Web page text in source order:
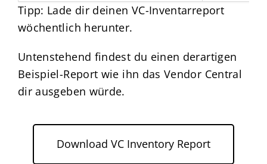
Tipp: Lade dir deinen VC-Inventarreport
wöchentlich herunter.
Untenstehend findest du einen derartigen
Beispiel-Report wie ihn das Vendor Central
dir ausgeben würde.
Download VC Inventory Report